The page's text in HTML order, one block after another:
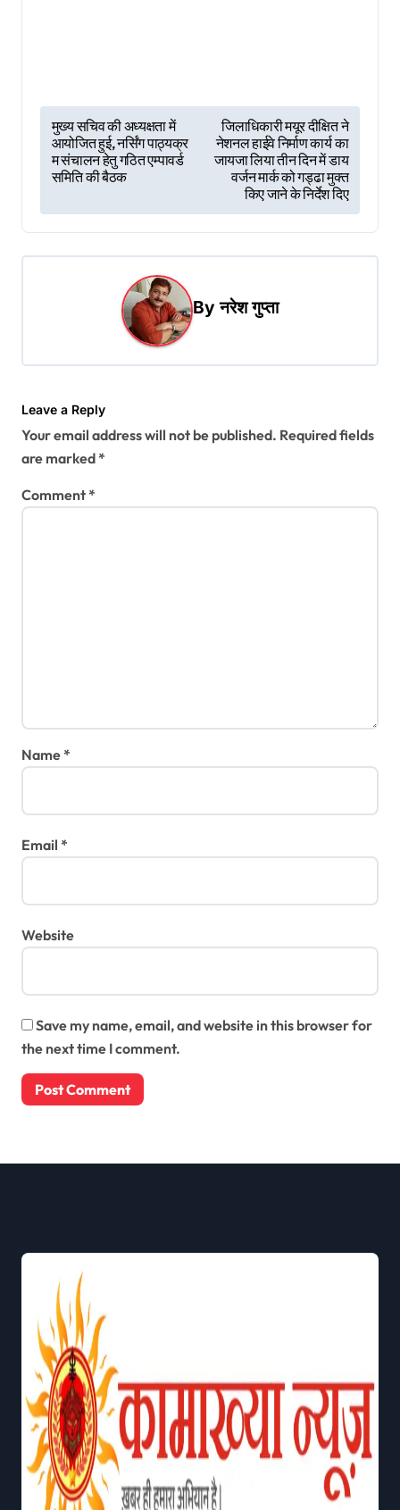
P
o
s
t
n
t
i
n
मुख्य सचिव की अध्यक्षता में
आयोजित हुई, नर्सिंग पाठ्यक्र
म संचालन हेतु गठित एम्पावर्ड
समिति की बैठक
जिलाधिकारी मयूर दीक्षित ने
नेशनल हाईवे निर्माण कार्य का
जायजा लिया तीन दिन में डाय
वर्जन मार्क को गड्ढा मुक्त
किए जाने के निर्देश दिए
Byनरेश गुप्ता
Leave a Reply
Your email address will not be published. Required fields
are marked*
Comment*
Name*
Email *
Website
Save my name, email, and website in this browser for
the next time I comment.